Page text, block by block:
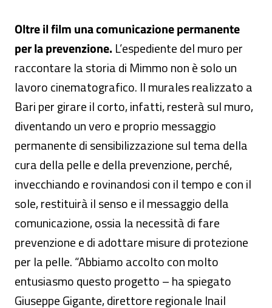
Oltre il film una comunicazione permanente
per la prevenzione. L’espediente del muro per
raccontare la storia di Mimmo non è solo un
lavoro cinematografico. Il murales realizzato a
Bari per girare il corto, infatti, resterà sul muro,
diventando un vero e proprio messaggio
permanente di sensibilizzazione sul tema della
cura della pelle e della prevenzione, perché,
invecchiando e rovinandosi con il tempo e con il
sole, restituirà il senso e il messaggio della
comunicazione, ossia la necessità di fare
prevenzione e di adottare misure di protezione
per la pelle. “Abbiamo accolto con molto
entusiasmo questo progetto – ha spiegato
Giuseppe Gigante, direttore regionale Inail